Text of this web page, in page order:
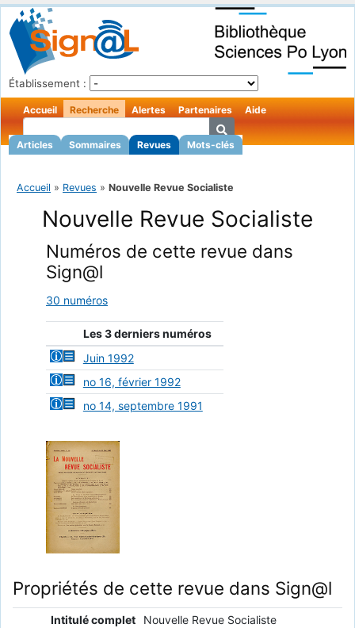
Établissement :
Accueil Recherche
Articles Sommaires Revues Mots-clés
Alertes Partenaires Aide
Accueil » Revues » Nouvelle Revue Socialiste
Nouvelle Revue Socialiste
Numéros de cette revue dans
Sign@l
30 numéros
Les 3 derniers numéros
Juin 1992
no 16, février 1992
no 14, septembre 1991
Propriétés de cette revue dans Sign@l
Intitulé complet
Nouvelle Revue Socialiste